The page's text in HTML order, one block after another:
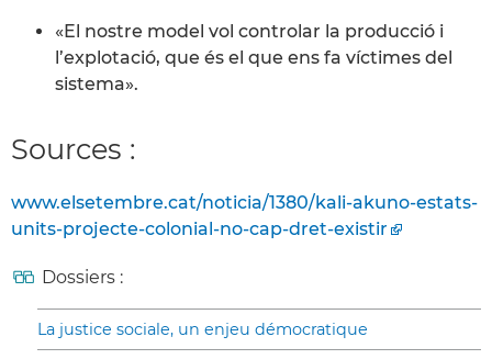
«El nostre model vol controlar la producció i
l’explotació, que és el que ens fa víctimes del
sistema».
Sources :
www.elsetembre.cat/noticia/1380/kali-akuno-estats-
units-projecte-colonial-no-cap-dret-existir
Dossiers :
La justice sociale, un enjeu démocratique